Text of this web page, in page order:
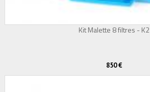
Kit Malette 8 filtres - K2
850 €